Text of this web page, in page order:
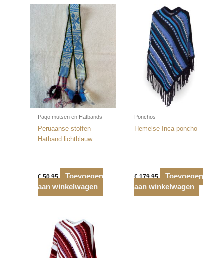
Paqo mutsen en Hatbands
Peruaanse stoffen
Hatband lichtblauw
€50,95
Toevoegen
aan winkelwagen
Ponchos
Hemelse Inca-poncho
€179,95
Toevoegen
aan winkelwagen